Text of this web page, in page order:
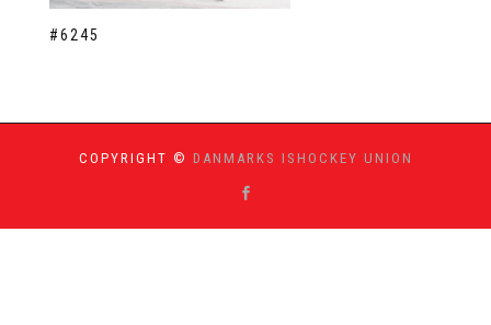
#6245
COPYRIGHT © DANMARKS ISHOCKEY UNION